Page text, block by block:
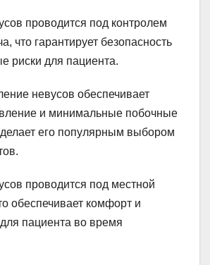
проводится под контролем
что гарантирует безопасность
риски для пациента.
невусов обеспечивает
и минимальные побочные
его популярным выбором
проводится под местной
обеспечивает комфорт и
пациента во время